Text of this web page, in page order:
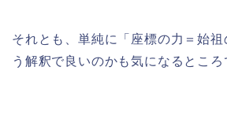
それとも、単純に「座標の力＝始
う解釈で良いのかも気になるところ